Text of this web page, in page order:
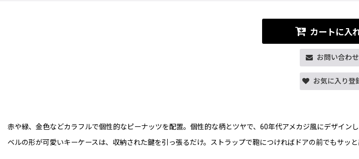
カートに入
お問い合わせ
お気に入り登
赤や緑、金色などカラフルで個性的なピーナッツを配置。個性的な柄とツヤで、60年代アメカジ風にデザインし
ベルの形が可愛いキーケースは、収納された鍵を引っ張るだけ。ストラップで鞄につければドアの前でもサッ